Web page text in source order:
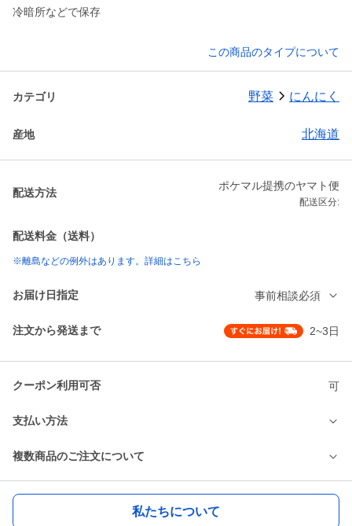
冷暗所などで保存
この商品のタイプについて
カテゴリ 野菜 にんにく
産地 北海道
配送方法
ポケマル提携のヤマト便
配送区分:
配送料金（送料）
※離島などの例外はあります。詳細はこちら
お届け日指定 事前相談必須
注文から発送まで 2~3日
クーポン利用可否 可
支払い方法
複数商品のご注文について
私たちについて